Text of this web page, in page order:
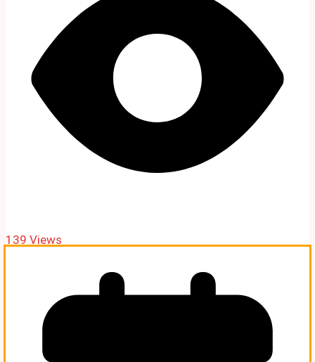
139 Views